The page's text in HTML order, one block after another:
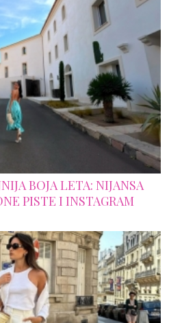
BOJA LETA: NIJANSA
PISTE I INSTAGRAM